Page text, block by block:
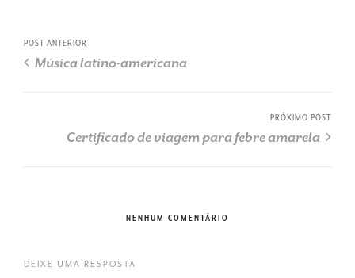
POST ANTERIOR
Música latino-americana
PRÓXIMO POST
Certificado de viagem para febre amarela
NENHUM COMENTÁRIO
DEIXE UMA RESPOSTA